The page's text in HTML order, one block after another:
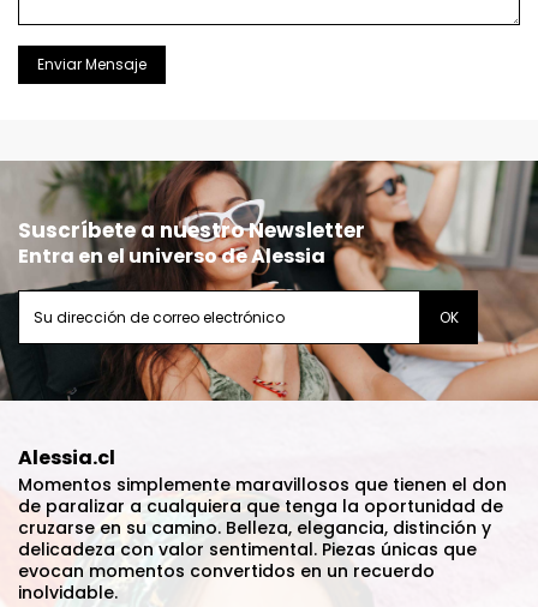
Enviar Mensaje
Suscríbete a nuestro Newsletter
Entra en el universo de Alessia
Alessia.cl
Momentos simplemente maravillosos que tienen el don
de paralizar a cualquiera que tenga la oportunidad de
cruzarse en su camino. Belleza, elegancia, distinción y
delicadeza con valor sentimental. Piezas únicas que
evocan momentos convertidos en un recuerdo
inolvidable.